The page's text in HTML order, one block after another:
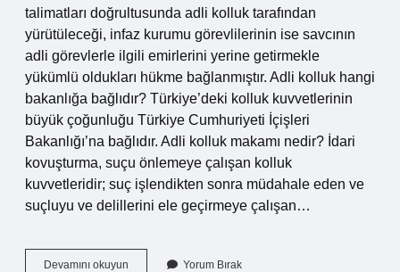
talimatları doğrultusunda adli kolluk tarafından
yürütüleceği, infaz kurumu görevlilerinin ise savcının
adli görevlerle ilgili emirlerini yerine getirmekle
yükümlü oldukları hükme bağlanmıştır. Adli kolluk hangi
bakanlığa bağlıdır? Türkiye’deki kolluk kuvvetlerinin
büyük çoğunluğu Türkiye Cumhuriyeti İçişleri
Bakanlığı’na bağlıdır. Adli kolluk makamı nedir? İdari
kovuşturma, suçu önlemeye çalışan kolluk
kuvvetleridir; suç işlendikten sonra müdahale eden ve
suçluyu ve delillerini ele geçirmeye çalışan…
Devamını okuyun Yorum Bırak